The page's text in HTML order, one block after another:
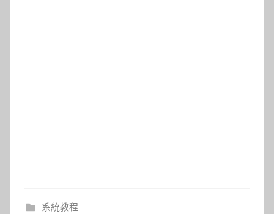
系統教程